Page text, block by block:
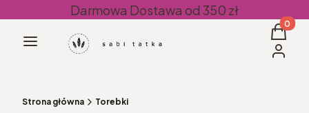
Darmowa Dostawa od 350 zł
Menu
Koszyk
Strona główna Torebki